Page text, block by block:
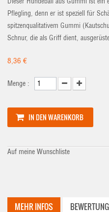
Pflegling, denn er ist speziell für
spitzenqualitativem Gummi
Schnur, die als Griff dient,
8,36 €
Menge :
IN DEN WARENKORB
Auf meine Wunschliste
MEHR INFOS